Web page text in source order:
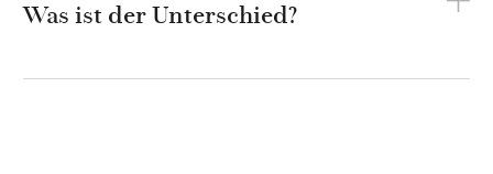
Was ist der Unterschied?